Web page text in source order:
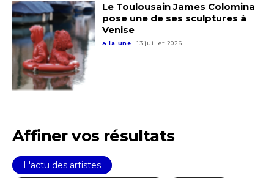
Adresse email*
Le Toulousain James Colomina
pose une de ses sculptures à
Venise
A la une 13 juillet 2026
Affiner vos résultats
L'actu des artistes